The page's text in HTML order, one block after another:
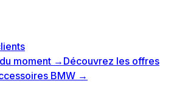
moment → Découvrez les offres
BMW →